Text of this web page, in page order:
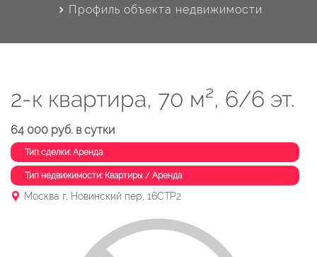
Профиль объекта недвижимости
2-к квартира, 70 м², 6/6 эт.
64 000 руб. в сутки
Тип сделки: Аренда
Тип недвижимости: Квартиры / Аренда
Москва г, Новинский пер, 16СТР2